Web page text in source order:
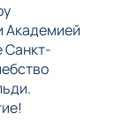
Академией
Санкт-